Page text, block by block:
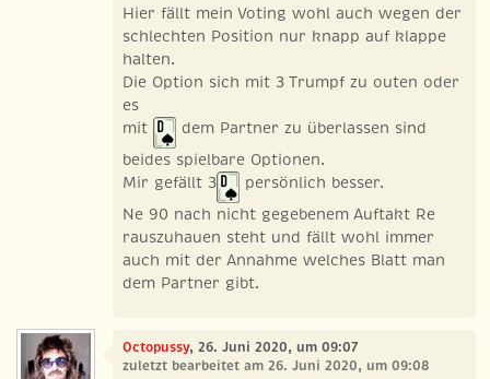
Hier fällt mein Voting wohl auch wegen der
schlechten Position nur knapp auf klappe
halten.
Die Option sich mit 3 Trumpf zu outen oder
es
mit
dem Partner zu überlassen sind
beides spielbare Optionen.
Mir gefällt 3
persönlich besser.
Ne 90 nach nicht gegebenem Auftakt Re
rauszuhauen steht und fällt wohl immer
auch mit der Annahme welches Blatt man
dem Partner gibt.
Octopussy, 26. Juni 2020, um 09:07
zuletzt bearbeitet am 26. Juni 2020, um 09:08